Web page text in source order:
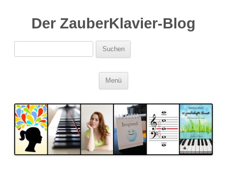
Der ZauberKlavier-Blog
Suchen
nach:
Menü